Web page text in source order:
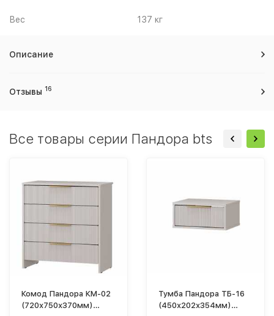
Вес 137 кг
Описание
Отзывы 16
Все товары серии Пандора bts
Комод Пандора КМ-02
(720х750х370мм)
Тумба Пандора ТБ-16
(450х202х354мм)